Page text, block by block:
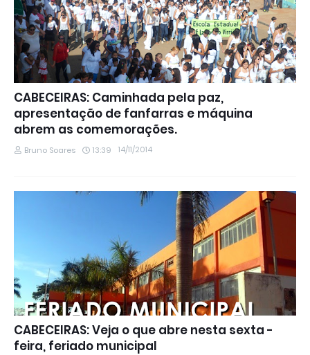
CABECEIRAS: Caminhada pela paz,
apresentação de fanfarras e máquina
abrem as comemorações.
Bruno Soares 13:39 14/11/2014
CABECEIRAS: Veja o que abre nesta sexta -
feira, feriado municipal